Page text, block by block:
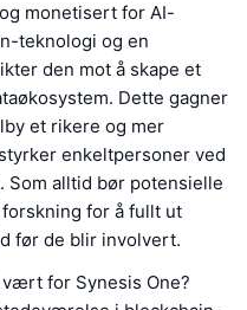
monetisert for AI-
teknologi og en
den mot å skape et
Dette gagner
et rikere og mer
enkeltpersoner ved
Som alltid bør potensielle
for å fullt ut
før de blir involvert.
for Synesis One?